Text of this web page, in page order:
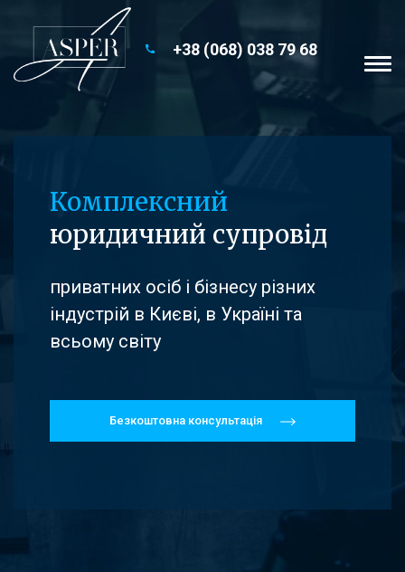
+38 (068) 038 79 68
Комплексний
юридичний супровід
приватних осіб і бізнесу різних
індустрій в Києві, в Україні та
всьому світу
Безкоштовна консультація